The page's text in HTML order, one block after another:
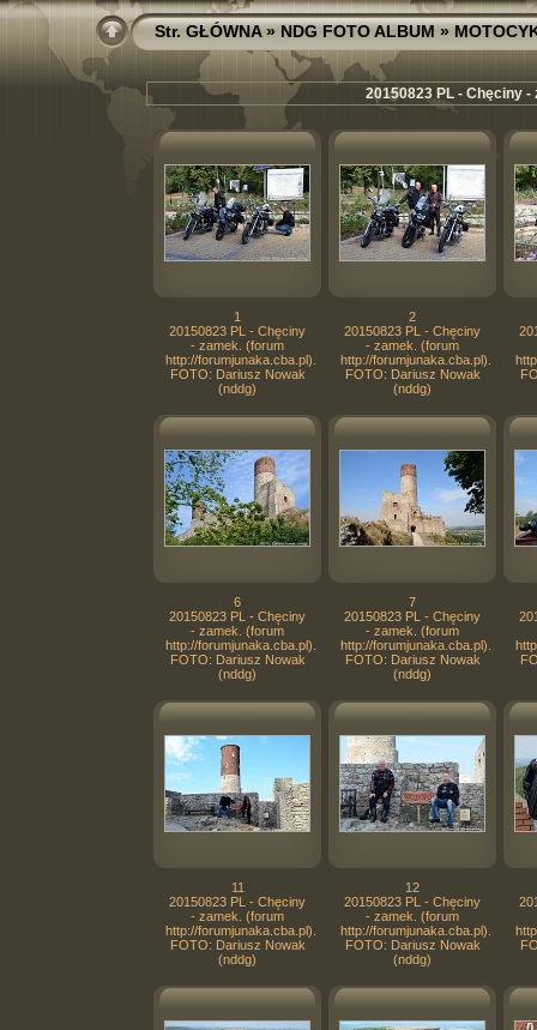
Str. GŁÓWNA»NDG FOTO ALBUM»
20150823 PL - Chęciny
1
20150823 PL - Chęciny
- zamek. (forum
http://forumjunaka.cba.pl).
FOTO: Dariusz Nowak
(nddg)
2
20150823 PL - Chęciny
- zamek. (forum
http://forumjunaka.cba.pl).
FOTO: Dariusz Nowak
(nddg)
6
20150823 PL - Chęciny
- zamek. (forum
http://forumjunaka.cba.pl).
FOTO: Dariusz Nowak
(nddg)
7
20150823 PL - Chęciny
- zamek. (forum
http://forumjunaka.cba.pl).
FOTO: Dariusz Nowak
(nddg)
11
20150823 PL - Chęciny
- zamek. (forum
http://forumjunaka.cba.pl).
FOTO: Dariusz Nowak
(nddg)
12
20150823 PL - Chęciny
- zamek. (forum
http://forumjunaka.cba.pl).
FOTO: Dariusz Nowak
(nddg)